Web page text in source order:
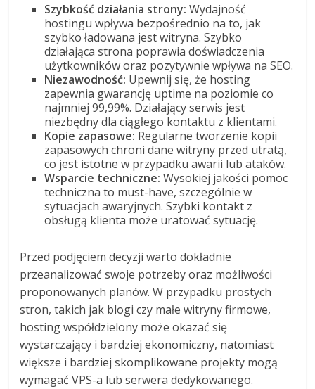
Szybkość działania strony: Wydajność
hostingu wpływa bezpośrednio na to, jak
szybko ładowana jest witryna. Szybko
działająca strona poprawia doświadczenia
użytkowników oraz pozytywnie wpływa na SEO.
Niezawodność: Upewnij się, że hosting
zapewnia gwarancję uptime na poziomie co
najmniej 99,99%. Działający serwis jest
niezbędny dla ciągłego kontaktu z klientami.
Kopie zapasowe: Regularne tworzenie kopii
zapasowych chroni dane witryny przed utratą,
co jest istotne w przypadku awarii lub ataków.
Wsparcie techniczne: Wysokiej jakości pomoc
techniczna to must-have, szczególnie w
sytuacjach awaryjnych. Szybki kontakt z
obsługą klienta może uratować sytuację.
Przed podjęciem decyzji warto dokładnie
przeanalizować swoje potrzeby oraz możliwości
proponowanych planów. W przypadku prostych
stron, takich jak blogi czy małe witryny firmowe,
hosting współdzielony może okazać się
wystarczający i bardziej ekonomiczny, natomiast
większe i bardziej skomplikowane projekty mogą
wymagać VPS-a lub serwera dedykowanego.